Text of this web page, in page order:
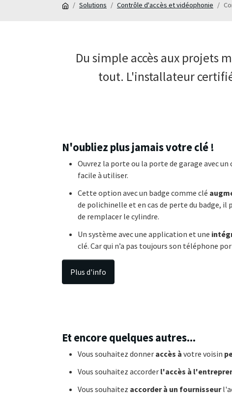
Solutions Contrôle d'accès et vidéophonie
Du simple accès aux projets
tout. L'installateur
N'oubliez plus jamais votre clé !
Ouvrez la porte ou la porte de garage avec un
facile à utiliser.
Cette option avec un badge comme clé
de polichinelle et en cas de perte du badge,
de remplacer le cylindre.
Un système avec une application et une
clé. Car qui n’a pas toujours son téléphone
Plus d'info
Et encore quelques autres...
Vous souhaitez donner accès à votre voisin
Vous souhaitez accorder l'accès à
Vous souhaitez accorder à un fournisseur